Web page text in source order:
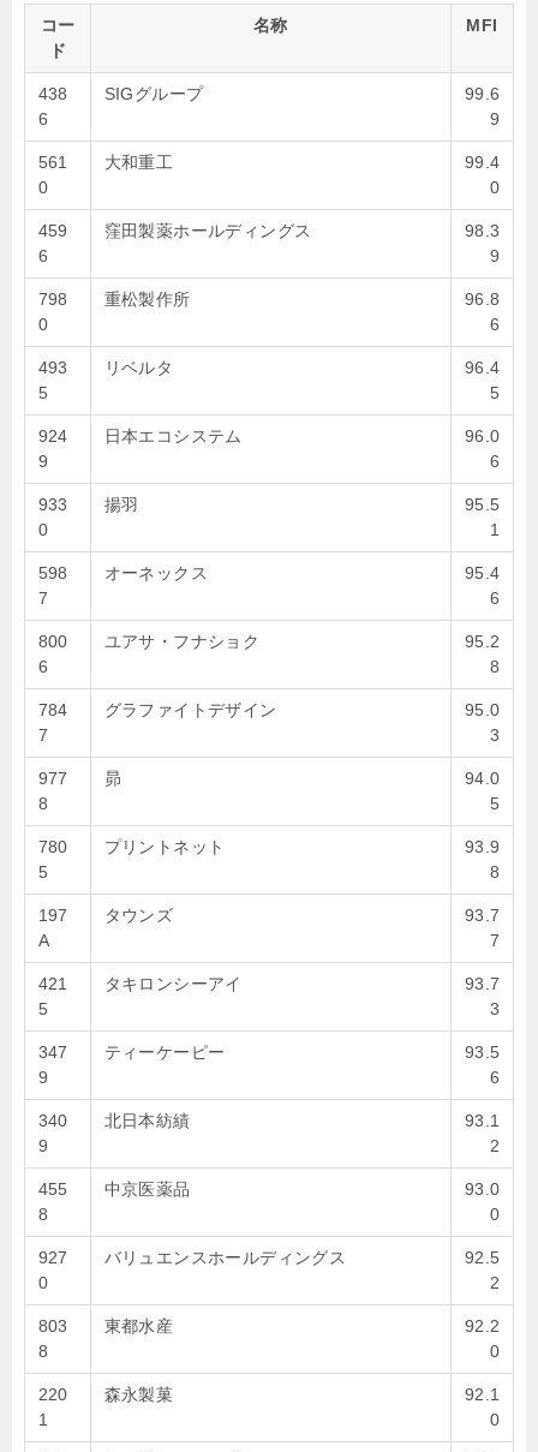
コー
ド
名称 MFI
438
6
SIGグループ
99.6
9
561
0
大和重工
99.4
0
459
6
窪田製薬ホールディングス
98.3
9
798
0
重松製作所
96.8
6
493
5
リベルタ
96.4
5
924
9
日本エコシステム
96.0
6
933
0
揚羽
95.5
1
598
7
オーネックス
95.4
6
800
6
ユアサ・フナショク
95.2
8
784
7
グラファイトデザイン
95.0
3
977
8
昴
94.0
5
780
5
プリントネット
93.9
8
197
A
タウンズ
93.7
7
421
5
タキロンシーアイ
93.7
3
347
9
ティーケーピー
93.5
6
340
9
北日本紡績
93.1
2
455
8
中京医薬品
93.0
0
927
0
バリュエンスホールディングス
92.5
2
803
8
東都水産
92.2
0
220
1
森永製菓
92.1
0